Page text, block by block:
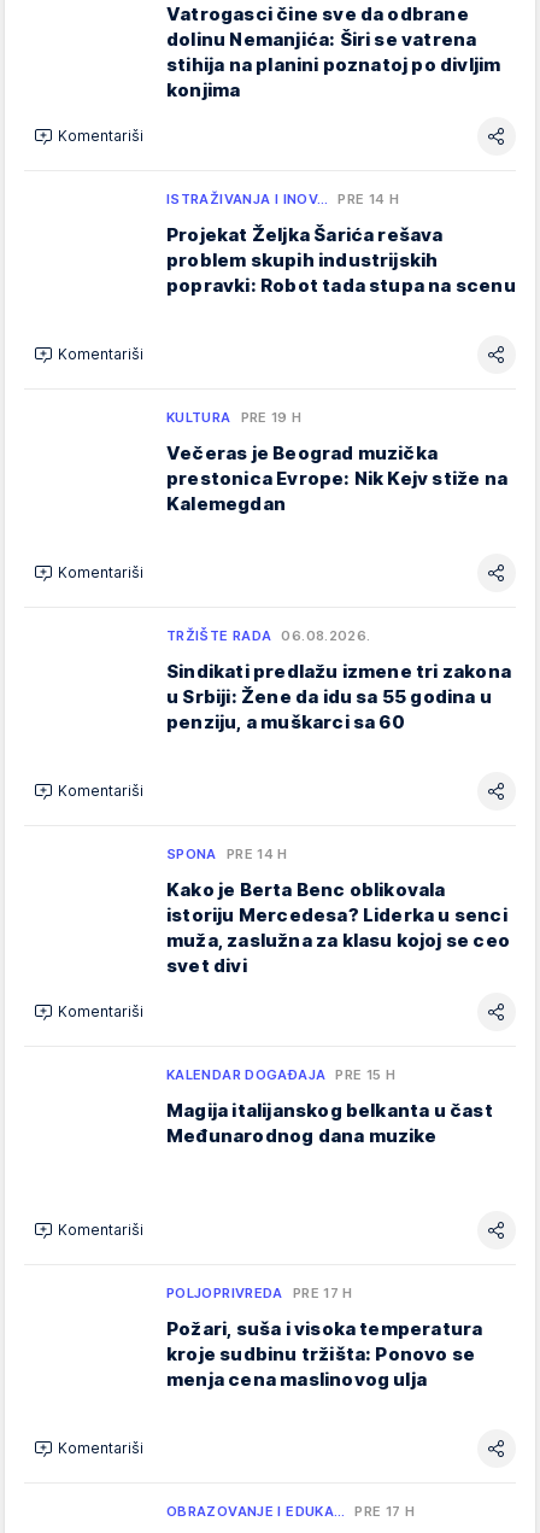
Vatrogasci čine sve da odbrane
dolinu Nemanjića: Širi se vatrena
stihija na planini poznatoj po divljim
konjima
Komentariši
ISTRAŽIVANJA I INOV… PRE 14 H
Projekat Željka Šarića rešava
problem skupih industrijskih
popravki: Robot tada stupa na scenu
Komentariši
KULTURA PRE 19 H
Večeras je Beograd muzička
prestonica Evrope: Nik Kejv stiže na
Kalemegdan
Komentariši
TRŽIŠTE RADA 06.08.2026.
Sindikati predlažu izmene tri zakona
u Srbiji: Žene da idu sa 55 godina u
penziju, a muškarci sa 60
Komentariši
SPONA PRE 14 H
Kako je Berta Benc oblikovala
istoriju Mercedesa? Liderka u senci
muža, zaslužna za klasu kojoj se ceo
svet divi
Komentariši
KALENDAR DOGAĐAJA PRE 15 H
Magija italijanskog belkanta u čast
Međunarodnog dana muzike
Komentariši
POLJOPRIVREDA PRE 17 H
Požari, suša i visoka temperatura
kroje sudbinu tržišta: Ponovo se
menja cena maslinovog ulja
Komentariši
OBRAZOVANJE I EDUKA… PRE 17 H